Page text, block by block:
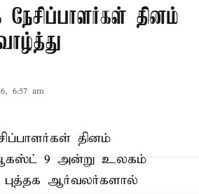
நேசிப்பாளர்கள் தினம்
6:57 am
தினம்
9 அன்று உலகம்
ஆர்வலர்களால்